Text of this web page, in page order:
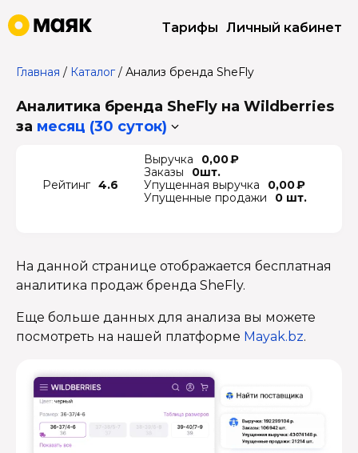
Тарифы Личный кабинет
Главная / Каталог/ Анализ бренда SheFly
Аналитика бренда SheFly на Wildberries
за месяц (30 суток)
Рейтинг 4.6
Выручка
0,00 ₽
Заказы
0шт.
Упущенная выручка
0,00 ₽
Упущенные продажи
0 шт.
На данной странице отображается бесплатная
аналитика продаж бренда SheFly.
Еще больше данных для анализа вы можете
посмотреть на нашей платформе Mayak.bz.